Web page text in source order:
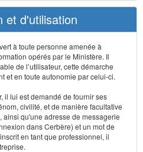
et d'utilisation
à toute personne amenée à
opérés par le Ministère. Il
de l’utilisateur, cette démarche
et en toute autonomie par celui-ci.
il lui est demandé de fournir ses
civilité, et de manière facultative
ainsi qu'une adresse de messagerie
dans Cerbère) et un mot de
en tant que professionnel, il